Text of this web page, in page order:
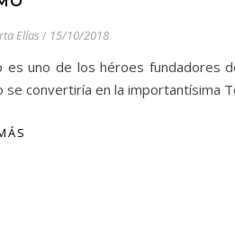
Elías / 15/10/2018
es uno de los héroes fundadores
se convertiría en la importantísima